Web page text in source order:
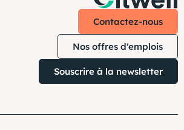
Contactez-nous
Nos offres d'emplois
Souscrire à la newsletter